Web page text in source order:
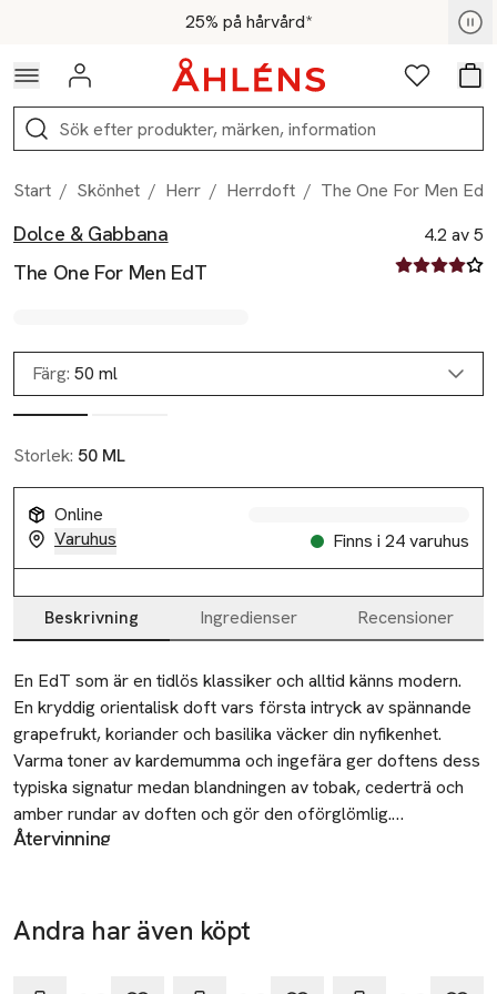
Hoppa till navigationsmenyn25% på hårvård*
För medlemmar - Shoppa nu
Logga in Favoriter
Sök
Start / Skönhet / Herr / Herrdoft / The One For Men EdT
Produktbilder
Hoppa över bildspelet
Dolce & Gabbana
The One For Men EdT
4.2 av 5
4.2 av fem
Färg: 50 ml
Storlek: 50 ML
Online
Varuhus
Finns i 24 varuhus
Produktinformation
Beskrivning Ingredienser Recensioner
Beskrivning
En EdT som är en tidlös klassiker och alltid känns modern.
En kryddig orientalisk doft vars första intryck av spännande
grapefrukt, koriander och basilika väcker din nyfikenhet.
Varma toner av kardemumma och ingefära ger doftens dess
typiska signatur medan blandningen av tobak, cederträ och
amber rundar av doften och gör den oförglömlig.
Basnoter: Cederträ, ambra och tobak.
Återvinning
SKU: 36224616
Andra har även köpt